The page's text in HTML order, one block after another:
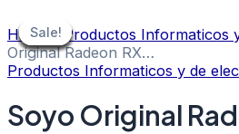
to
content
Sale!
Home/ Productos Informaticos
Original Radeon RX…
Productos Informaticos y de
Soyo Original
Sale!
Sale!
Sale!
Sale!
Sale!
Sale!
Sale!
Sale!